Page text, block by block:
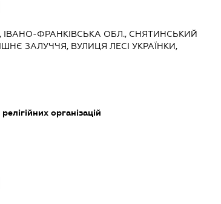
ІВАНО-ФРАНКІВСЬКА ОБЛ., СНЯТИНСЬКИЙ
ЗАЛУЧЧЯ, ВУЛИЦЯ ЛЕСІ УКРАЇНКИ,
релігійних організацій